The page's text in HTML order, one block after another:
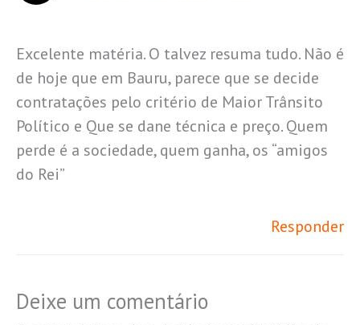
Excelente matéria. O talvez resuma tudo. Não é
de hoje que em Bauru, parece que se decide
contratações pelo critério de Maior Trânsito
Político e Que se dane técnica e preço. Quem
perde é a sociedade, quem ganha, os “amigos
do Rei”
Responder
Deixe um comentário